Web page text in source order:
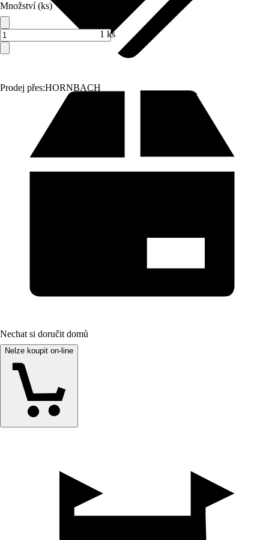
Prodej přes:HORNBACH
Množství (ks)
1 ks
Nechat si doručit domů
Nelze koupit on-line